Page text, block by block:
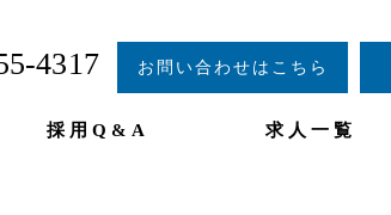
4317 お問い合わせはこちら
採用Q&A 求人一覧